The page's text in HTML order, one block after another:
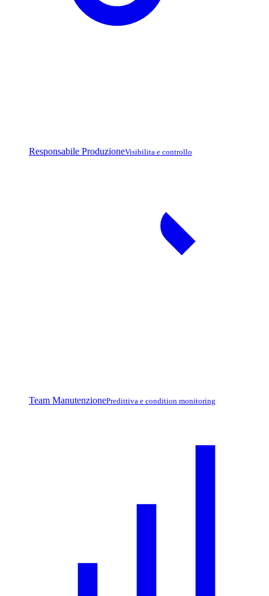
Responsabile ProduzioneVisibilita e controllo
Team ManutenzionePredittiva e condition monitoring